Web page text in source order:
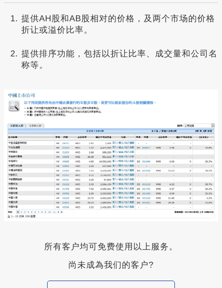
提供AH股和AB股相对的价格，及两个市场的价格
折让或溢价比率。
提供排序功能，包括以折让比率、成交量和公司名
称等。
所有客户均可免费使用以上服务。
尚未成為我们的客户?